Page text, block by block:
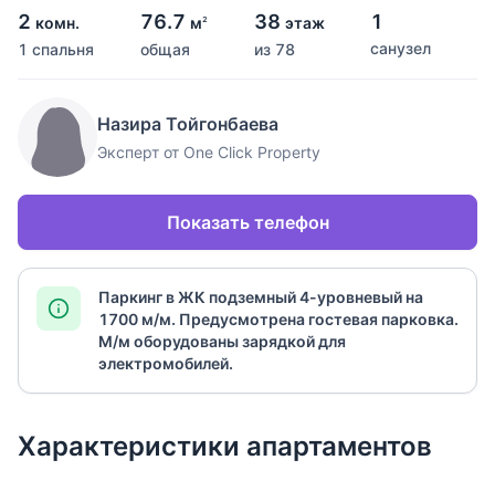
2 комн.
1 спальня
76.7 м2
общая
38 этаж
из 78
1
санузел
Назира Тойгонбаева
Эксперт от One Click Property
Показать телефон
Паркинг в ЖК подземный 4-уровневый на
1700 м/м. Предусмотрена гостевая парковка.
М/м оборудованы зарядкой для
электромобилей​.
Характеристики апартаментов